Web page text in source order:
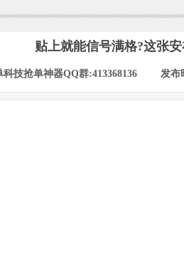
贴上就能信号满格?这张
技抢单神器QQ群:413368136 发布